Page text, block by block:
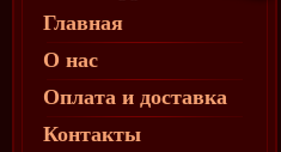
Главная
О нас
Оплата и доставка
Контакты